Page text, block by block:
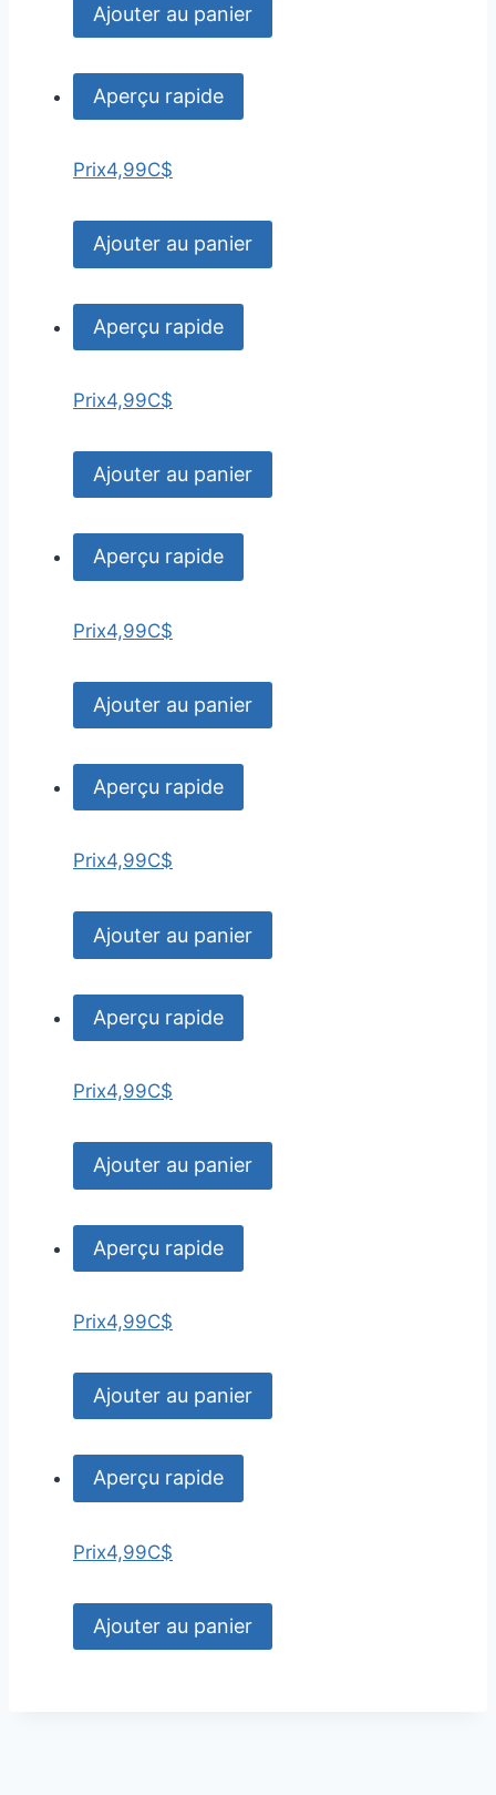
Ajouter au panier
Aperçu rapide
Prix4,99C$
Ajouter au panier
Aperçu rapide
Prix4,99C$
Ajouter au panier
Aperçu rapide
Prix4,99C$
Ajouter au panier
Aperçu rapide
Prix4,99C$
Ajouter au panier
Aperçu rapide
Prix4,99C$
Ajouter au panier
Aperçu rapide
Prix4,99C$
Ajouter au panier
Aperçu rapide
Prix4,99C$
Ajouter au panier